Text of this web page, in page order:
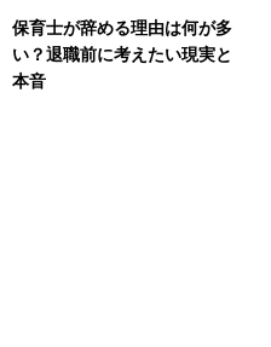
保育士が辞める理由は何が多
い？退職前に考えたい現実と
本音